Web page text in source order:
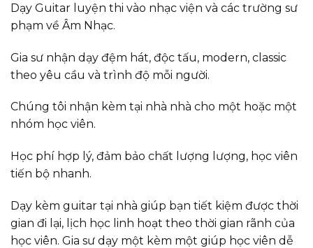
Dạy Guitar luyện thi vào nhạc viện và các trường sư
phạm về Âm Nhạc.
Gia sư nhận dạy đệm hát, độc tấu, modern, classic
theo yêu cầu và trình độ mỗi người.
Chúng tôi nhận kèm tại nhà nhà cho một hoặc một
nhóm học viên.
Học phí hợp lý, đảm bảo chất lượng lượng, học viên
tiến bộ nhanh.
Dạy kèm guitar tại nhà giúp bạn tiết kiệm được thời
gian đi lại, lịch học linh hoạt theo thời gian rãnh của
học viên. Gia sư dạy một kèm một giúp học viên dễ